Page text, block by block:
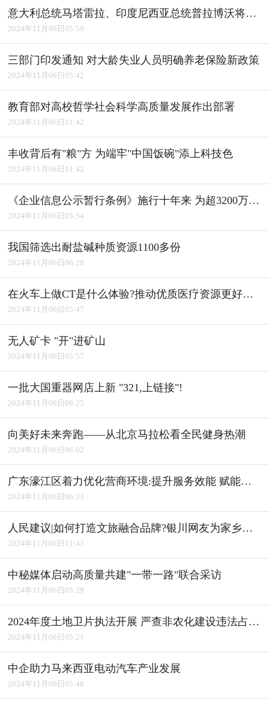
意大利总统马塔雷拉、印度尼西亚总统普拉博沃将访华
2024年11月06日05:59
三部门印发通知 对大龄失业人员明确养老保险新政策
2024年11月06日05:42
教育部对高校哲学社会科学高质量发展作出部署
2024年11月06日11:42
丰收背后有"粮"方 为端牢"中国饭碗"添上科技色
2024年11月06日11:42
《企业信息公示暂行条例》施行十年来 为超3200万户经营主体修复信用
2024年11月06日05:54
我国筛选出耐盐碱种质资源1100多份
2024年11月06日06:28
在火车上做CT是什么体验?推动优质医疗资源更好惠及基层
2024年11月06日05:47
无人矿卡 "开"进矿山
2024年11月06日05:57
一批大国重器网店上新 "321,上链接"!
2024年11月06日06:25
向美好未来奔跑――从北京马拉松看全民健身热潮
2024年11月06日06:02
广东濠江区着力优化营商环境:提升服务效能 赋能产业发展
2024年11月06日06:33
人民建议|如何打造文旅融合品牌?银川网友为家乡建言获积极回应
2024年11月06日11:43
中秘媒体启动高质量共建"一带一路"联合采访
2024年11月06日05:29
2024年度土地卫片执法开展 严查非农化建设违法占用耕地
2024年11月06日05:21
中企助力马来西亚电动汽车产业发展
2024年11月06日05:48